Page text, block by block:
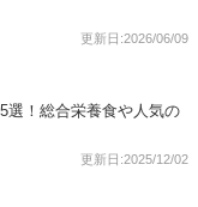
更新日:2026/06/09
選！総合栄養食や人気の
更新日:2025/12/02